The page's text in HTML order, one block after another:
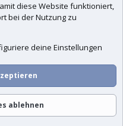
diese Website funktioniert,
bei der Nutzung zu
deine Einstellungen
ablehnen